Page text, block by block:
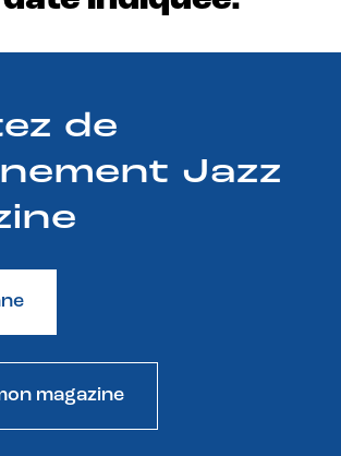
de
Jazz
magazine